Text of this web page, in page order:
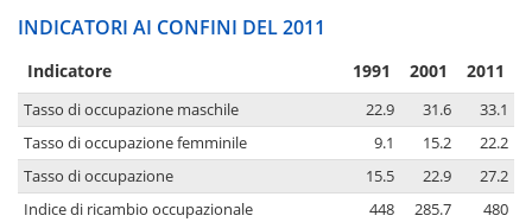
INDICATORI AI CONFINI DEL 2011
Indicatore 1991 2001 2011
Tasso di occupazione maschile 22.9 31.6
33.1
Tasso di occupazione femminile
9.1 15.2
22.2
Tasso di occupazione
15.5 22.9
27.2
Indice di ricambio occupazionale
448 285.7
480